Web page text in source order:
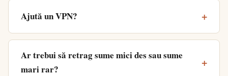
Ajută un VPN?
Ar trebui să retrag sume mici des sau sume
mari rar?